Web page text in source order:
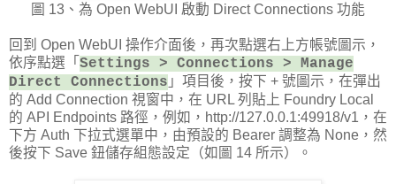
圖 13、為 Open WebUI 啟動 Direct Connections 功能
回到 Open WebUI 操作介面後，再次點選右上方帳號圖示，
依序點選「 Settings > Connections > Manage
Direct Connections 」項目後，按下 + 號圖示，在彈出
的 Add Connection 視窗中，在 URL 列貼上 Foundry Local
的 API Endpoints 路徑，例如，http://127.0.0.1:49918/v1，在
下方 Auth 下拉式選單中，由預設的 Bearer 調整為 None，然
後按下 Save 鈕儲存組態設定（如圖 14 所示）。